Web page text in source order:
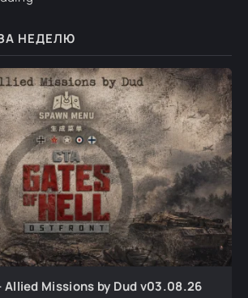
НЕДЕЛЮ
Allied Missions by Dud v03.08.26